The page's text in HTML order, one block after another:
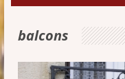
balcons